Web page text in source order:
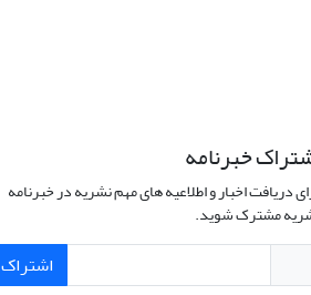
خبرنامه
دریافت اخبار و اطلاعیه های مهم نشریه در خبرنامه
مشترک شوید.
اشتراک